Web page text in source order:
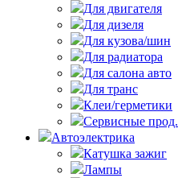
Для двигателя
Для дизеля
Для кузова/шин
Для радиатора
Для салона авто
Для транс
Клеи/герметики
Сервисные прод.
Автоэлектрика
Катушка зажиг
Лампы